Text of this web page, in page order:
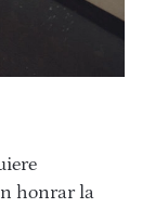
honrar la